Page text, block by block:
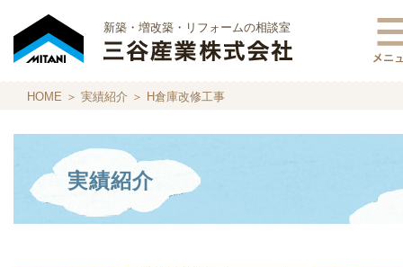
新築・増改築・リフォームの相談室
HOME ＞ 実績紹介 ＞ H倉庫改修工事
実績紹介